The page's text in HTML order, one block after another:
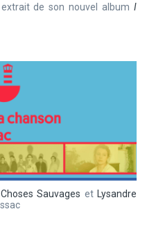
de son nouvel albumI
Choses Sauvages et
Lysandre